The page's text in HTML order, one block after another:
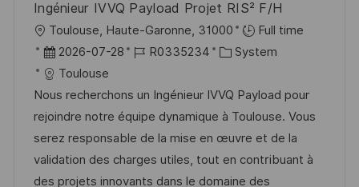
e
r
ö
f
f
e
n
t
Ingénieur IVVQ Payload Projet RIS² F/H
O
r
t
Toulouse, Haute-Garonne, 31000
Full time
D
a
t
u
m
d
e
2026-07-28
J
b
-
I
D
R0335234
K
t
e
g
o
r
System
Toulouse
Nous recherchons un Ingénieur IVVQ Payload pour
rejoindre notre équipe dynamique à Toulouse. Vous
serez responsable de la mise en œuvre et de la
validation des charges utiles, tout en contribuant à
des projets innovants dans le domaine des